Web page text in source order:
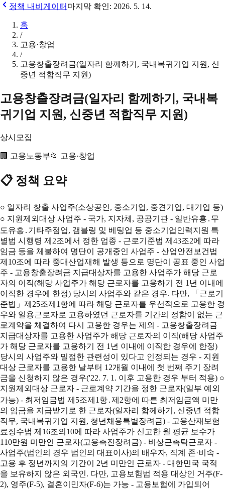
정책 내비게이터 마지막 확인: 2026. 5. 14.
홈
/
고용·창업
/
고용창출장려금(일자리 함께하기, 국내복귀기업 지원, 신
중년 적합직무 지원)
고용창출장려금(일자리 함께하기, 국내복
귀기업 지원, 신중년 적합직무 지원)
상시모집
🏢 고용노동부📂 고용·창업
📋 정책 요약
○ 일자리 창출 사업주(소상공인, 중소기업, 중견기업, 대기업 등)
○ 지원제외대상 사업주 - 국가, 지자체, 공공기관 - 일반유흥․무
도유흥․기타주점업, 갬블링 및 베팅업 등 중소기업인력지원 특
별법 시행령 제2조에서 정한 업종 - 근로기준법 제43조2에 따라
임금 등을 체불하여 명단이 공개중인 사업주 - 산업안전보건법
제10조에 따라 중대산업재해 발생 등으로 명단이 공표 중인 사업
주 - 고용창출장려금 지급대상자를 고용한 사업주가 해당 근로
자의 이직(해당 사업주가 해당 근로자를 고용하기 전 1년 이내에
이직한 경우에 한정) 당시의 사업주와 같은 경우. 다만, 「근로기
준법」제25조제1항에 따라 해당 근로자를 우선적으로 고용한 경
우와 일용근로자로 고용하였던 근로자를 기간의 정함이 없는 근
로계약을 체결하여 다시 고용한 경우는 제외 - 고용창출장려금
지급대상자를 고용한 사업주가 해당 근로자의 이직(해당 사업주
가 해당 근로자를 고용하기 전 1년 이내에 이직한 경우에 한정)
당시의 사업주와 밀접한 관련성이 있다고 인정되는 경우 - 지원
대상 근로자를 고용한 날부터 12개월 이내에 첫 번쨰 주기 장려
금을 신청하지 않은 경우('22. 7. 1. 이후 고용한 경우 부터 적용) ○
지원제외대상 근로자 - 근로계약 기간을 정한 근로자(일부 예외
가능) - 최저임금법 제5조제1항․제2항에 따른 최저임금액 미만
의 임금을 지급받기로 한 근로자(일자리 함께하기, 신중년 적합
직무, 국내복귀기업 지원, 청년채용특별장려금) - 고용산재보험
료징수법 제16조의10에 따라 사업주가 신고한 월 평균 보수가
110만원 미만인 근로자(고용촉진장려금) - 비상근촉탁근로자 -
사업주(법인의 경우 법인의 대표이사)의 배우자, 직계 존·비속 -
고용 후 정년까지의 기간이 2년 미만인 근로자 - 대한민국 국적
을 보유하지 않은 외국인. 다만, 고용보험법 적용 대상인 거주(F-
2), 영주(F-5), 결혼이민자(F-6)는 가능 - 고용보험에 가입되어